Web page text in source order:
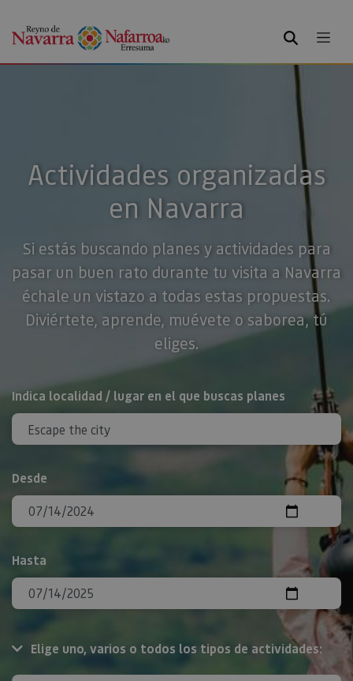
BUSCAR
Actividades organizadas
en Navarra
Si estás buscando planes y actividades para
pasar un buen rato durante tu visita a Navarra
échale un vistazo a todas estas propuestas.
Diviértete, aprende, muévete o saborea, tú
eliges.
BUSCAR
Indica localidad / lugar en el que buscas planes
Desde
Hasta
Elige uno, varios o todos los tipos de actividades: